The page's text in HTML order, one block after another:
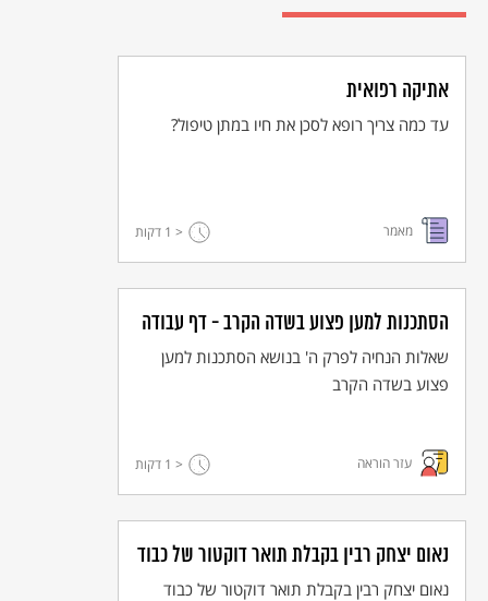
אתיקה רפואית
עד כמה צריך רופא לסכן את חיו במתן טיפול?
מאמר < 1 דקות
הסתכנות למען פצוע בשדה הקרב - דף עבודה
שאלות הנחיה לפרק ה' בנושא הסתכנות למען
פצוע בשדה הקרב
עזר הוראה < 1 דקות
נאום יצחק רבין בקבלת תואר דוקטור של כבוד
נאום יצחק רבין בקבלת תואר דוקטור של כבוד